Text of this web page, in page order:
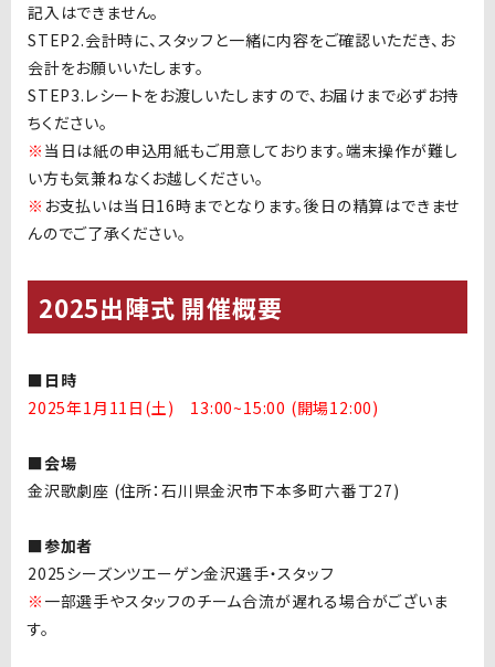
記入はできません。
STEP2.会計時に、スタッフと一緒に内容をご確認いただき、お
会計をお願いいたします。
STEP3.レシートをお渡しいたしますので、お届けまで必ずお持
ちください。
※ 当日は紙の申込用紙もご用意しております。端末操作が難し
い方も気兼ねなくお越しください。
※ お支払いは当日16時までとなります。後日の精算はできませ
んのでご了承ください。
2025出陣式 開催概要
■日時
2025年1月11日(土) 13:00~15:00 (開場12:00)
■会場
金沢歌劇座 (住所：石川県金沢市下本多町六番丁27)
■参加者
2025シーズンツエーゲン金沢選手・スタッフ
※ 一部選手やスタッフのチーム合流が遅れる場合がございま
す。